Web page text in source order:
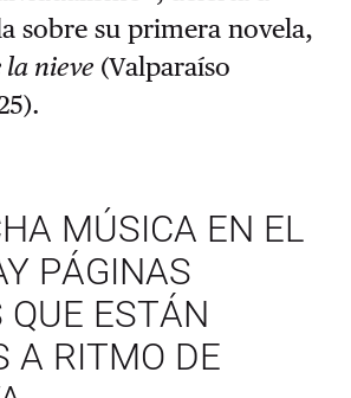
sobre su primera novela,
la nieve(Valparaíso
MÚSICA EN EL
PÁGINAS
ESTÁN
A RITMO DE